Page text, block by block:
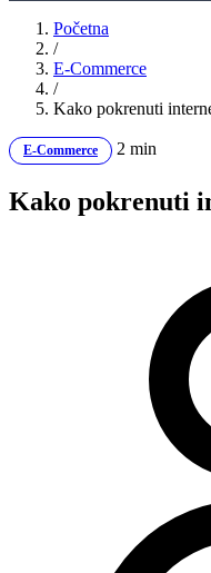
Početna
/
E-Commerce
/
Kako pokrenuti
E-Commerce 2 min
Kako pokrenuti